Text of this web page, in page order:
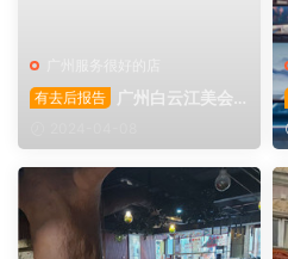
有去后报告
广州白云江美会